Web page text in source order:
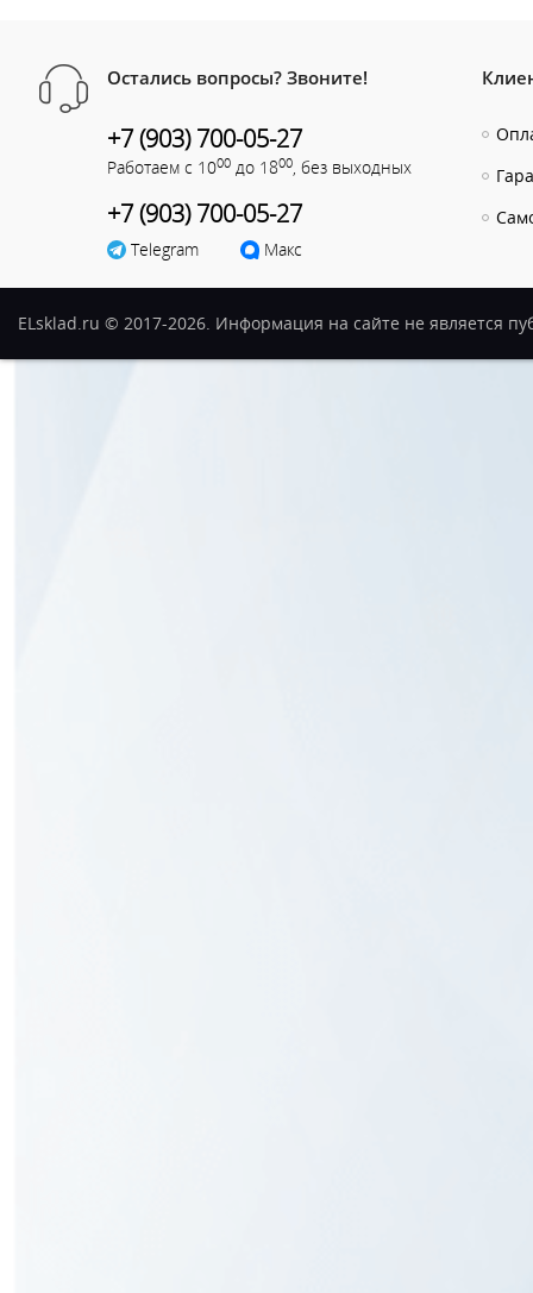
Остались вопросы? Звоните!
+7 (903) 700-05-27
Работаем с 1000 до 1800, без выходных
+7 (903) 700-05-27
Telegram Макс
ELsklad.ru © 2017-2026. Информация на сайте не является